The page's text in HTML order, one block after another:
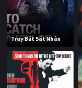
Truy Bắt Sát Nhân